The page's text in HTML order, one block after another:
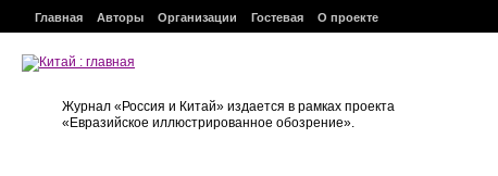
Главная Авторы Организации Гостевая О проекте
Журнал «Россия и Китай» издается в рамках проекта
«Евразийское иллюстрированное обозрение».